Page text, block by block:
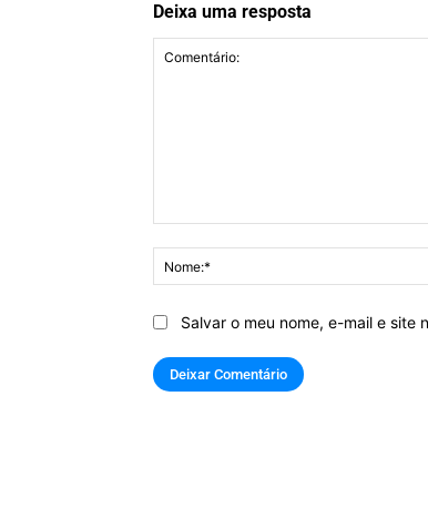
Deixa uma resposta
Salvar o meu nome, e-mail e site